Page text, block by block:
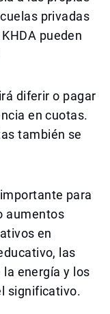
privadas
pueden
diferir o pagar
en cuotas.
también se
para
aumentos
en
las
energía y los
significativo.